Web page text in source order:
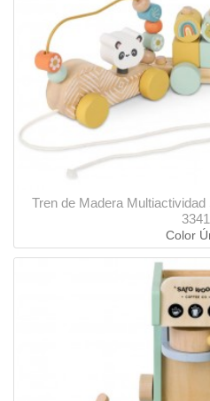
Tren de Madera
Color